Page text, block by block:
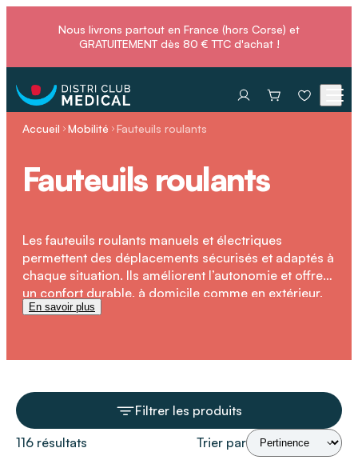
Nous livrons partout en France (hors Corse) et
GRATUITEMENT dès 80 € TTC d'achat !
Accueil Mobilité Fauteuils roulants
Fauteuils roulants
Les fauteuils roulants manuels et électriques
permettent des déplacements sécurisés et adaptés à
chaque situation. Ils améliorent l’autonomie et offrent
un confort durable, à domicile comme en extérieur,
tout en facilitant la prise en charge des aidants.
En savoir plus
Filtrer les produits
116 résultats Trier par